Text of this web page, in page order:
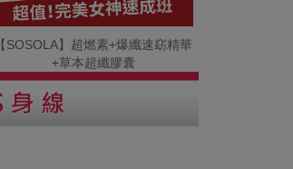
【SOSOLA】超燃素+爆纖速窈精華
+草本超纖膠囊